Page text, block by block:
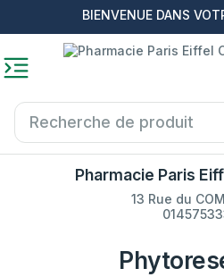
BIENVENUE DANS
Pharmacie Paris
13 Rue du